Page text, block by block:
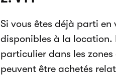
Si vous êtes déjà parti en
disponibles à la location.
particulier dans les
peuvent être achetés